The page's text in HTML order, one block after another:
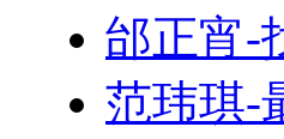
邰正宵-
范玮琪-